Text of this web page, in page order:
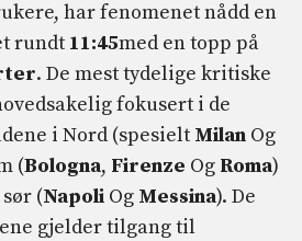
har fenomenet nådd en
rundt 11:45med en topp på
. De mest tydelige kritiske
fokusert i de
i Nord (spesielt Milan Og
(Bologna, Firenze Og Roma)
(Napoli Og Messina). De
gjelder tilgang til